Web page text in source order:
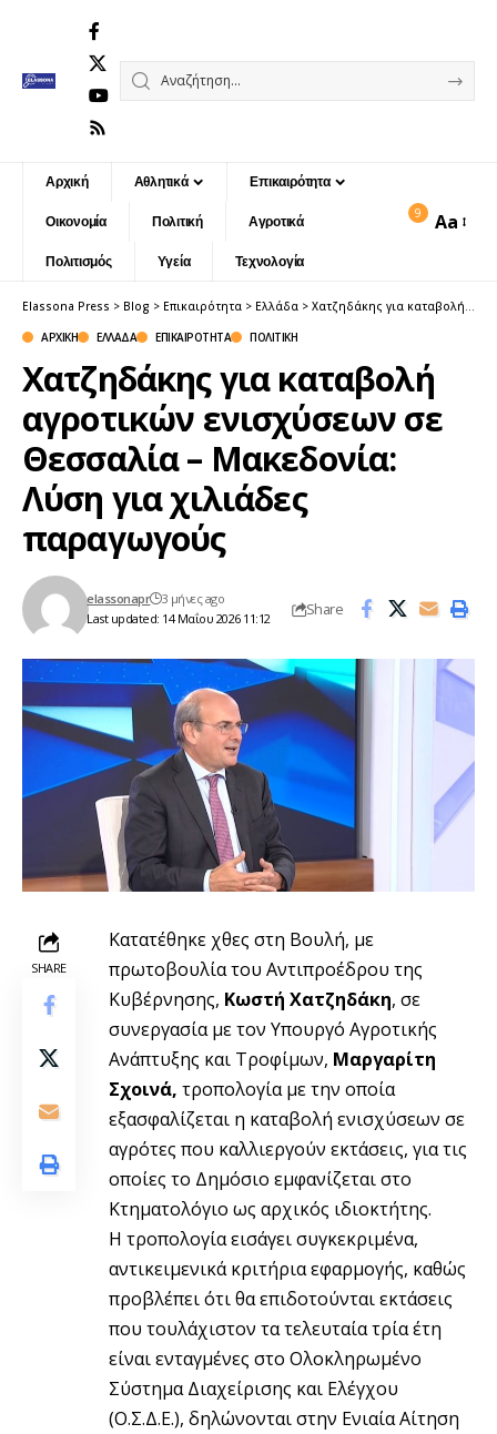
Αρχική Αθλητικά Επικαιρότητα
Οικονομία Πολιτική Αγροτικά
Πολιτισμός Υγεία Τεχνολογία
9
Font
Aa
Elassona Press > Blog > Επικαιρότητα > Ελλάδα > Χατζηδάκης για καταβολή αγροτικών ενισχύσεων σε Θεσσαλία – Μακεδονία: Λύση για χιλιάδες παραγωγούς
ΑΡΧΙΚΉ
ΕΛΛΆΔΑ ΕΠΙΚΑΙΡΌΤΗΤΑ ΠΟΛΙΤΙΚΉ
Χατζηδάκης για καταβολή
αγροτικών ενισχύσεων σε
Θεσσαλία – Μακεδονία:
Λύση για χιλιάδες
παραγωγούς
Last updated: 14 Μαΐου 2026 11:12
elassonapr 3 μήνες ago Share
SHARE
Κατατέθηκε χθες στη Βουλή, με
πρωτοβουλία του Αντιπροέδρου της
Κυβέρνησης, Κωστή Χατζηδάκη, σε
συνεργασία με τον Υπουργό Αγροτικής
Ανάπτυξης και Τροφίμων, Μαργαρίτη
Σχοινά, τροπολογία με την οποία
εξασφαλίζεται η καταβολή ενισχύσεων σε
αγρότες που καλλιεργούν εκτάσεις, για τις
οποίες το Δημόσιο εμφανίζεται στο
Κτηματολόγιο ως αρχικός ιδιοκτήτης.
Η τροπολογία εισάγει συγκεκριμένα,
αντικειμενικά κριτήρια εφαρμογής, καθώς
προβλέπει ότι θα επιδοτούνται εκτάσεις
που τουλάχιστον τα τελευταία τρία έτη
είναι ενταγμένες στο Ολοκληρωμένο
Σύστημα Διαχείρισης και Ελέγχου
(Ο.Σ.Δ.Ε.), δηλώνονται στην Ενιαία Αίτηση